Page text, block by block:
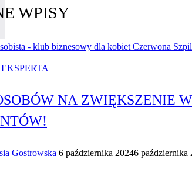
WPISY
NA ZWIĘKSZENIE
Gostrowska 6 października 20246 października